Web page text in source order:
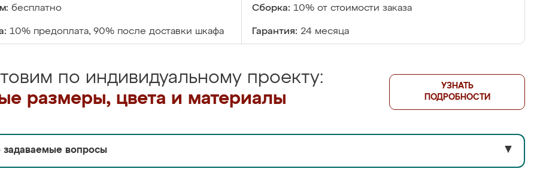
бесплатно Сборка: 10% от стоимости заказа
10% предоплата, 90% после доставки шкафа Гарантия: 24 месяца
по индивидуальному проекту:
размеры, цвета и материалы
УЗНАТЬ
ПОДРОБНОСТИ
задаваемые вопросы ▼